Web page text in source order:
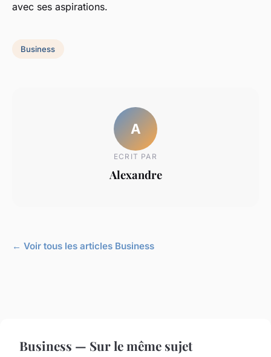
avec ses aspirations.
Business
A
ECRIT PAR
Alexandre
← Voir tous les articles Business
Business — Sur le même sujet